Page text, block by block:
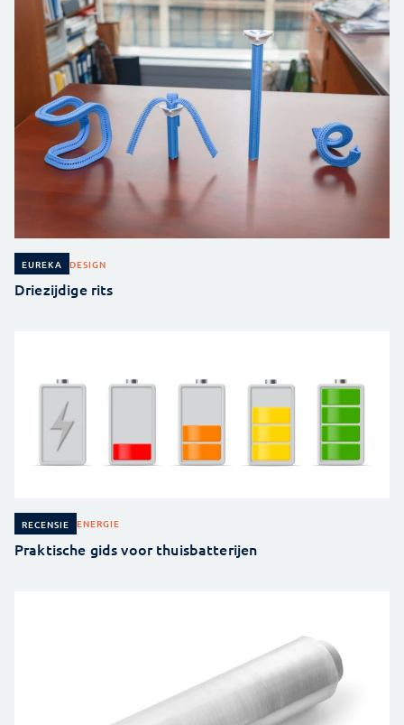
EUREKA DESIGN
Driezijdige rits
RECENSIE ENERGIE
Praktische gids voor thuisbatterijen